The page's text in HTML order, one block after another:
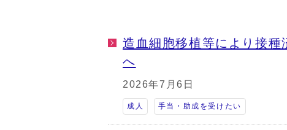
造血細胞移植等により接
へ
2026年7月6日
成人 手当・助成を受けたい